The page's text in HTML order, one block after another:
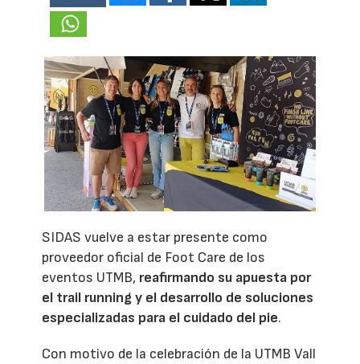
SIDAS vuelve a estar presente como
proveedor oficial de Foot Care de los
eventos UTMB, reafirmando su apuesta por
el trail running y el desarrollo de soluciones
especializadas para el cuidado del pie.
Con motivo de la celebración de la UTMB Vall